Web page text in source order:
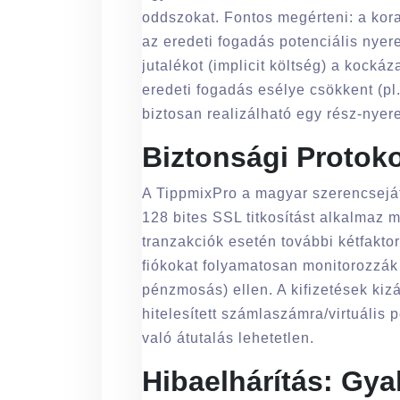
oddszokat. Fontos megérteni: a
az eredeti fogadás potenciális
jutalékot (implicit költség) a
eredeti fogadás esélye csökkent
biztosan realizálható egy rész-
Biztonsági
A TippmixPro a magyar
128 bites SSL titkosítást alkalmaz
tranzakciók esetén további
fiókokat folyamatosan
pénzmosás) ellen. A kifizetések
hitelesített számlaszámra/virtuális
való átutalás lehetetlen.
Hibaelhárítás: